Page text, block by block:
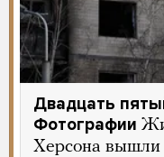
Двадцать
Фотографии
Херсона вышли